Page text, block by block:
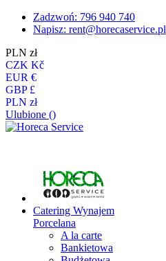
Zadzwoń: 796 940 740
Napisz: rent@horecaservice.pl
PLN zł
CZK Kč
EUR €
GBP £
PLN zł
Ulubione ()
Catering Wynajem
Porcelana
A la carte
Bankietowa